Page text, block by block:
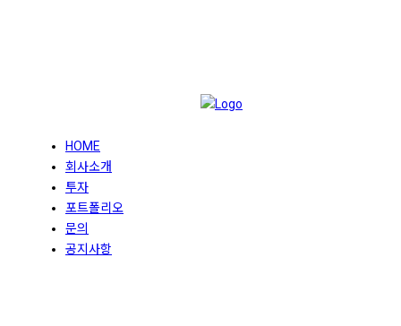
HOME
회사소개
투자
포트폴리오
문의
공지사항